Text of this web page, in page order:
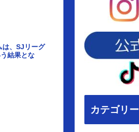
は、SJリーグ
結果とな
カテゴリー